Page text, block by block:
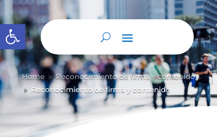
Abrir barra de herramientas
Home 9 Reconocimiento de firma y contenido
9 Reconocimiento de firma y contenido